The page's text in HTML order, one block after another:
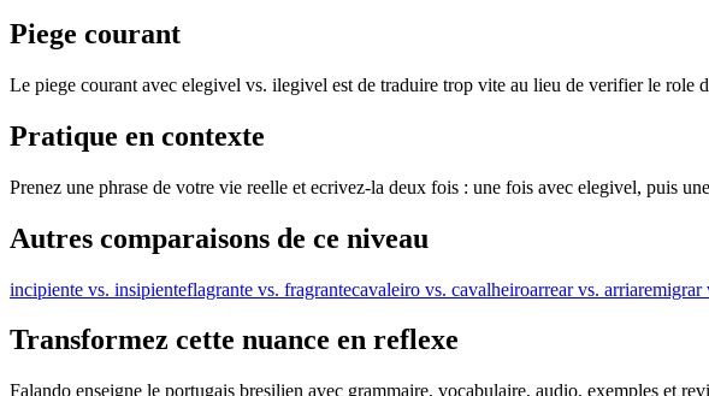
Piege courant
Le piege courant avec elegivel vs. ilegivel est de traduire trop vite au lieu de verifier le role
Pratique en contexte
Prenez une phrase de votre vie reelle et ecrivez-la deux fois : une fois avec elegivel, puis
Autres comparaisons de ce niveau
incipiente vs. insipienteflagrante vs. fragrantecavaleiro vs. cavalheiroarrear vs. arriaremigrar
Transformez cette nuance en reflexe
Falando enseigne le portugais bresilien avec grammaire, vocabulaire, audio, exemples et